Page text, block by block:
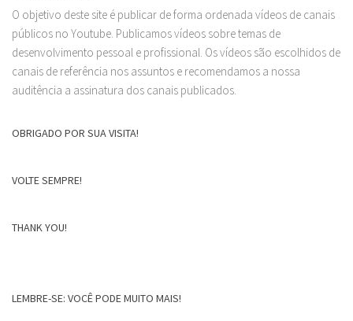
O objetivo deste site é publicar de forma ordenada vídeos de canais
públicos no Youtube. Publicamos vídeos sobre temas de
desenvolvimento pessoal e profissional. Os vídeos são escolhidos de
canais de referência nos assuntos e recomendamos a nossa
auditência a assinatura dos canais publicados.
OBRIGADO POR SUA VISITA!
VOLTE SEMPRE!
THANK YOU!
LEMBRE-SE: VOCÊ PODE MUITO MAIS!